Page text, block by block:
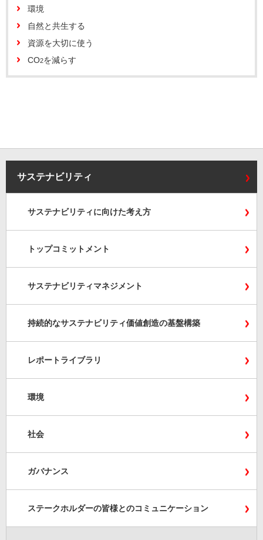
環境
自然と共生する
資源を大切に使う
CO2を減らす
サステナビリティ
サステナビリティに向けた考え方
トップコミットメント
サステナビリティマネジメント
持続的なサステナビリティ価値創造の基盤構築
レポートライブラリ
環境
社会
ガバナンス
ステークホルダーの皆様とのコミュニケーション